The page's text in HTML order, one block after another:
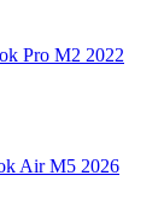
Pro M2 2022
Air M5 2026